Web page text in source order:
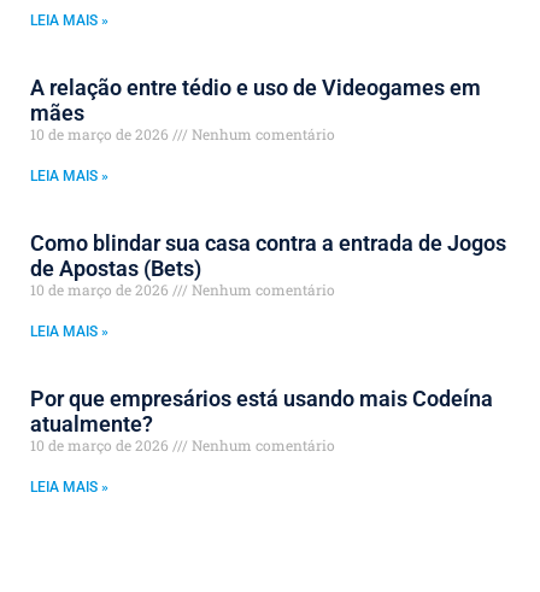
LEIA MAIS »
A relação entre tédio e uso de Videogames em
mães
10 de março de 2026 Nenhum comentário
LEIA MAIS »
Como blindar sua casa contra a entrada de Jogos
de Apostas (Bets)
10 de março de 2026 Nenhum comentário
LEIA MAIS »
Por que empresários está usando mais Codeína
atualmente?
10 de março de 2026 Nenhum comentário
LEIA MAIS »